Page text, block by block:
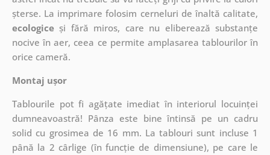
șterse. La imprimare folosim cerneluri de înaltă calitate,
ecologiceși fără miros, care nu eliberează substanțe
nocive în aer, ceea ce permite amplasarea tablourilor în
orice cameră.
Montaj ușor
Tablourile pot fi agățate imediat în interiorul locuinței
dumneavoastră! Pânza este bine întinsă pe un cadru
solid cu grosimea de 16 mm. La tablouri sunt incluse 1
până la 2 cârlige (în funcție de dimensiune), pe care le